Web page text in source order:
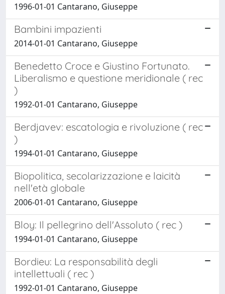
1996-01-01 Cantarano, Giuseppe
Bambini impazienti
2014-01-01 Cantarano, Giuseppe
Benedetto Croce e Giustino Fortunato.
Liberalismo e questione meridionale ( rec
)
1992-01-01 Cantarano, Giuseppe
Berdjavev: escatologia e rivoluzione ( rec
)
1994-01-01 Cantarano, Giuseppe
Biopolitica, secolarizzazione e laicità
nell'età globale
2006-01-01 Cantarano, Giuseppe
Bloy: Il pellegrino dell'Assoluto ( rec )
1994-01-01 Cantarano, Giuseppe
Bordieu: La responsabilità degli
intellettuali ( rec )
1992-01-01 Cantarano, Giuseppe